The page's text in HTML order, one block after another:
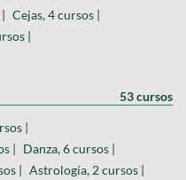
Cejas, 4 cursos |
|
53 cursos
|
| Danza, 6 cursos |
| Astrología, 2 cursos |